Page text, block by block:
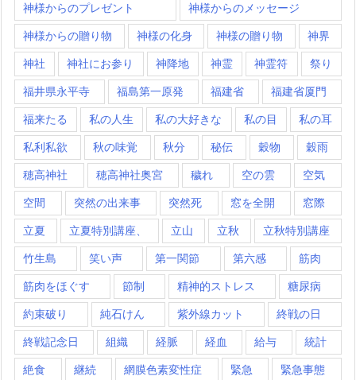
神様からのプレゼント 神様からのメッセージ
神様からの贈り物 神様の化身 神様の贈り物 神界
神社 神社にお参り 神降地 神霊 神霊符 祭り
福井県永平寺 福島第一原発 福建省 福建省厦門
福来たる 私の人生 私の大好きな 私の目 私の耳
私利私欲 秋の味覚 秋分 秘伝 穀物 穀雨
穂高神社 穂高神社奥宮 穢れ 空の雲 空気
空間 突然の出来事 突然死 窓を全開 窓際
立夏 立夏特別講座、 立山 立秋 立秋特別講座
竹生島 笑い声 第一関節 第六感 筋肉
筋肉をほぐす 節制 精神的ストレス 糖尿病
約束破り 純石けん 紫外線カット 終戦の日
終戦記念日 組織 経脈 経血 給与 統計
絶食 継続 網膜色素変性症 緊急 緊急事態